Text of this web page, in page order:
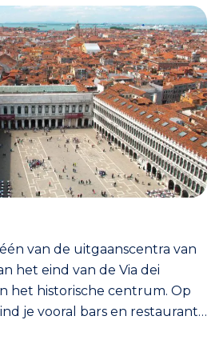
de zuilengalerijen op.
de kerk en lopen tot in een
plein. Verder vind je aan het
Vanuit bepaalde hoeken
van de uitgaanscentra van
het eind van de Via dei
het historische centrum. Op
je vooral bars en restaurants
De meeste terrassen zijn